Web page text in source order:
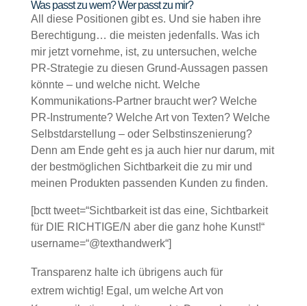
Was passt zu wem? Wer passt zu mir?
All diese Positionen gibt es. Und sie haben ihre
Berechtigung… die meisten jedenfalls. Was ich
mir jetzt vornehme, ist, zu untersuchen, welche
PR-Strategie zu diesen Grund-Aussagen passen
könnte – und welche nicht. Welche
Kommunikations-Partner braucht wer? Welche
PR-Instrumente? Welche Art von Texten? Welche
Selbstdarstellung – oder Selbstinszenierung?
Denn am Ende geht es ja auch hier nur darum, mit
der bestmöglichen Sichtbarkeit die zu mir und
meinen Produkten passenden Kunden zu finden.
[bctt tweet=“Sichtbarkeit ist das eine, Sichtbarkeit
für DIE RICHTIGE/N aber die ganz hohe Kunst!“
username=“@texthandwerk“]
Transparenz halte ich übrigens auch für
extrem wichtig! Egal, um welche Art von